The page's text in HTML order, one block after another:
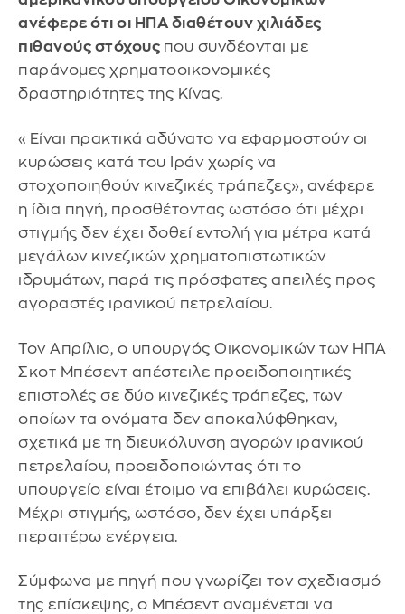
ανέφερε ότι οι ΗΠΑ διαθέτουν χιλιάδες
πιθανούς στόχους που συνδέονται με
παράνομες χρηματοοικονομικές
δραστηριότητες της Κίνας.
«Είναι πρακτικά αδύνατο να εφαρμοστούν οι
κυρώσεις κατά του Ιράν χωρίς να
στοχοποιηθούν κινεζικές τράπεζες», ανέφερε
η ίδια πηγή, προσθέτοντας ωστόσο ότι μέχρι
στιγμής δεν έχει δοθεί εντολή για μέτρα κατά
μεγάλων κινεζικών χρηματοπιστωτικών
ιδρυμάτων, παρά τις πρόσφατες απειλές προς
αγοραστές ιρανικού πετρελαίου.
Τον Απρίλιο, ο υπουργός Οικονομικών των ΗΠΑ
Σκοτ Μπέσεντ απέστειλε προειδοποιητικές
επιστολές σε δύο κινεζικές τράπεζες, των
οποίων τα ονόματα δεν αποκαλύφθηκαν,
σχετικά με τη διευκόλυνση αγορών ιρανικού
πετρελαίου, προειδοποιώντας ότι το
υπουργείο είναι έτοιμο να επιβάλει κυρώσεις.
Μέχρι στιγμής, ωστόσο, δεν έχει υπάρξει
περαιτέρω ενέργεια.
Σύμφωνα με πηγή που γνωρίζει τον σχεδιασμό
της επίσκεψης, ο Μπέσεντ αναμένεται να